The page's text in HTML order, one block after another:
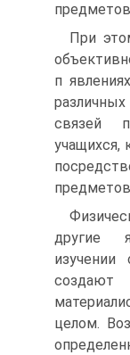
При
п
связей
учащихся,
другие
изучении
целом.